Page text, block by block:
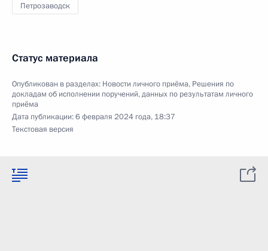
Петрозаводск
Статус материала
Опубликован в разделах: Новости личного приёма, Решения по
докладам об исполнении поручений, данных по результатам личного
приёма
Дата публикации:6 февраля 2024 года, 18:37
Текстовая версия